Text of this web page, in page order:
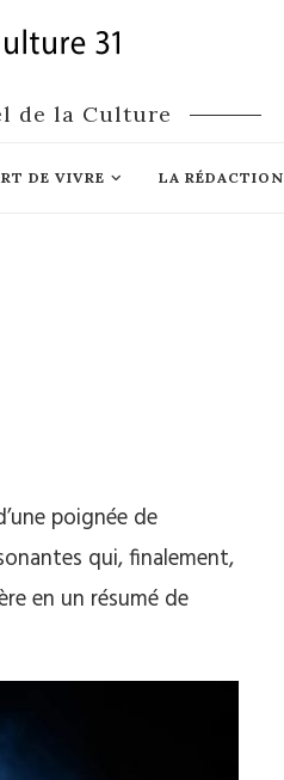
de la Culture
DE VIVRE LA RÉDACTION
poignée de
qui, finalement,
en un résumé de